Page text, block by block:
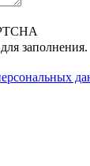
заполнения.